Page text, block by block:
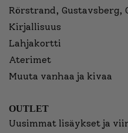
Rörstrand, Gustavsberg,
Kirjallisuus
Lahjakortti
Aterimet
Muuta vanhaa ja kivaa
OUTLET
Uusimmat lisäykset ja